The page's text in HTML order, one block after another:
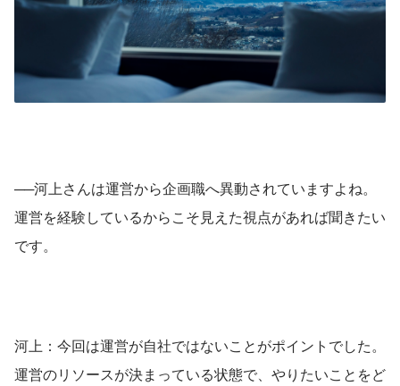
──河上さんは運営から企画職へ異動されていますよね。
運営を経験しているからこそ見えた視点があれば聞きたい
です。
河上：今回は運営が自社ではないことがポイントでした。
運営のリソースが決まっている状態で、やりたいことをど